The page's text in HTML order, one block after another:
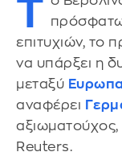
Τ
επιτυχιών, το
να υπάρξει η
μεταξύ
αναφέρει
Reuters.